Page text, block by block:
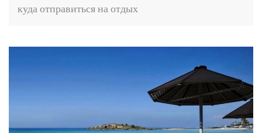
куда отправиться на отдых